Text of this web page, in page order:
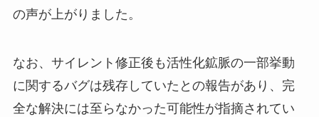
の声が上がりました。
なお、サイレント修正後も活性化鉱脈の一部挙動
に関するバグは残存していたとの報告があり、完
全な解決には至らなかった可能性が指摘されてい